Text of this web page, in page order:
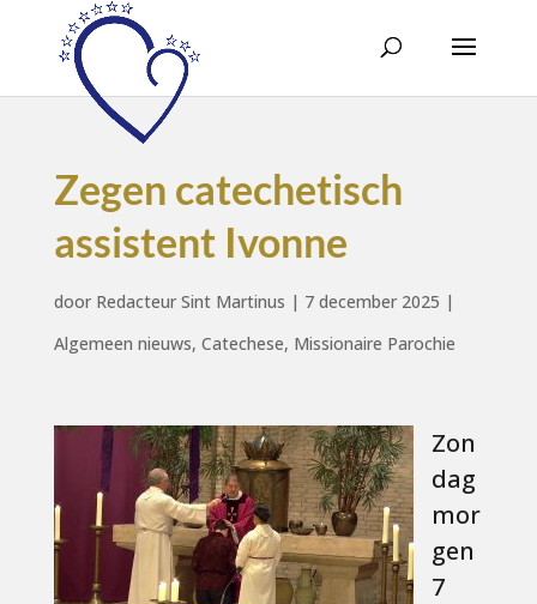
Zegen catechetisch
assistent Ivonne
door Redacteur Sint Martinus | 7 december 2025 |
Algemeen nieuws, Catechese, Missionaire Parochie
Zon
dag
mor
gen
7